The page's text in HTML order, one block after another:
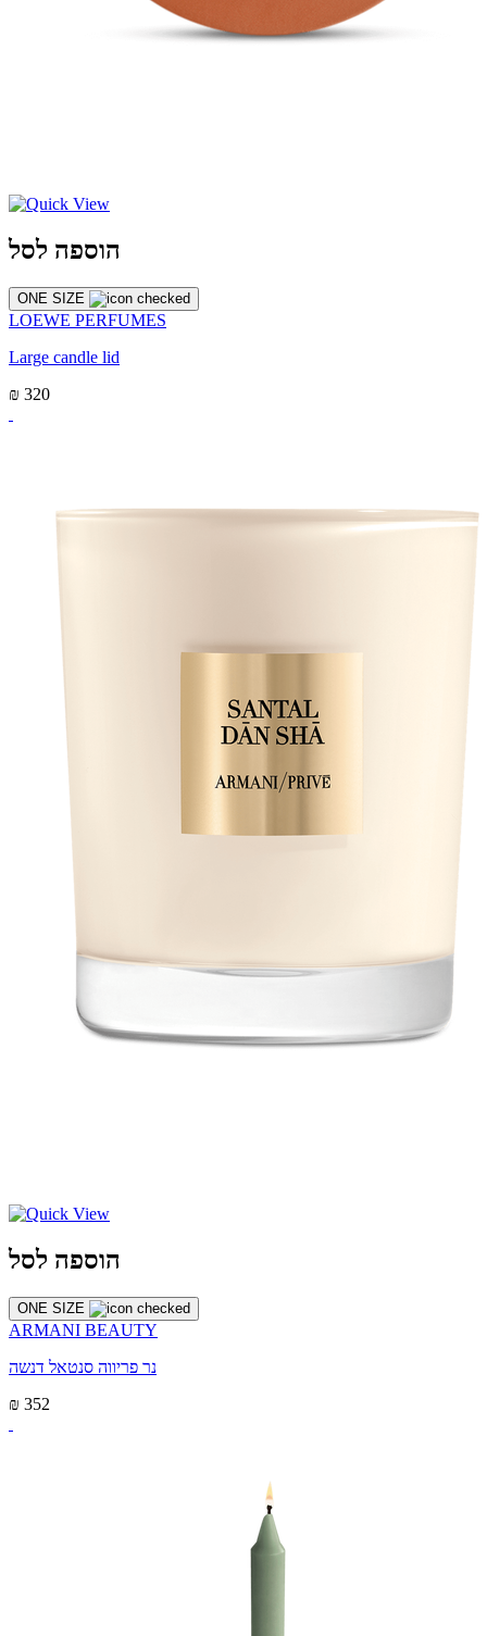
הוספה לסל
ONE SIZE
LOEWE PERFUMES
Large candle lid
₪ 320
הוספה לסל
ONE SIZE
ARMANI BEAUTY
נר פריווה סנטאל דנשה
₪ 352